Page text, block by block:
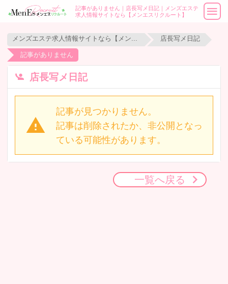
記事がありません｜店長写メ日記｜メンズエステ
求人情報サイトなら【メンエスリクルート】
店長写メ日記
記事がありません
店長写メ日記
記事が見つかりません。
記事は削除されたか、非公開となっ
ている可能性があります。
一覧へ戻る